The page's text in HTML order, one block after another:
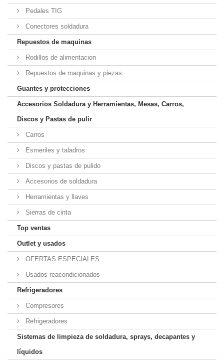
Pedales TIG
Conectores soldadura
Repuestos de maquinas
Rodillos de alimentacion
Repuestos de maquinas y piezas
Guantes y protecciones
Accesorios Soldadura y Herramientas, Mesas, Carros,
Discos y Pastas de pulir
Carros
Esmeriles y taladros
Discos y pastas de pulido
Accesorios de soldadura
Herramientas y llaves
Sierras de cinta
Top ventas
Outlet y usados
OFERTAS ESPECIALES
Usados reacondicionados
Refrigeradores
Compresores
Refrigeradores
Sistemas de limpieza de soldadura, sprays, decapantes y
líquidos